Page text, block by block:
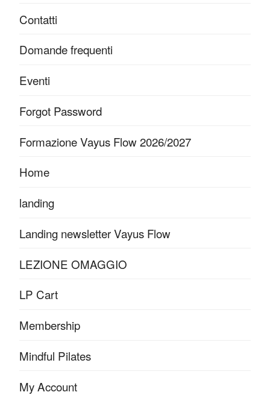
Contatti
Domande frequenti
Eventi
Forgot Password
Formazione Vayus Flow 2026/2027
Home
landing
Landing newsletter Vayus Flow
LEZIONE OMAGGIO
LP Cart
Membership
Mindful Pilates
My Account